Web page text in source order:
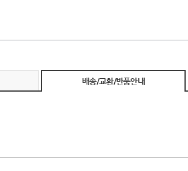
배송/교환/반품안내